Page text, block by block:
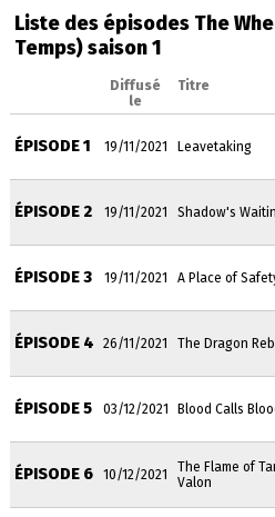
Liste des épisodes The
Temps) saison 1
Diffusé
le
Titre
ÉPISODE 1 19/11/2021 Leavetaking
ÉPISODE 2 19/11/2021 Shadow's
ÉPISODE 3 19/11/2021 A Place of
ÉPISODE 4 26/11/2021 The Dragon
ÉPISODE 5 03/12/2021 Blood Calls
ÉPISODE 6 10/12/2021
The Flame of
Valon